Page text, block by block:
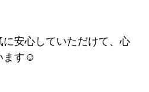
安心していただけて、心
ます☺️